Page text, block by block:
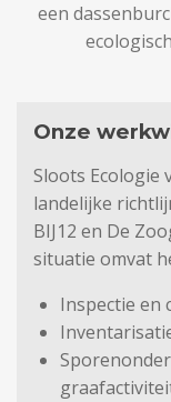
een
Onze
Sloots Ecologie
landelijke
BIJ12 en De
situatie omvat
Inspectie en